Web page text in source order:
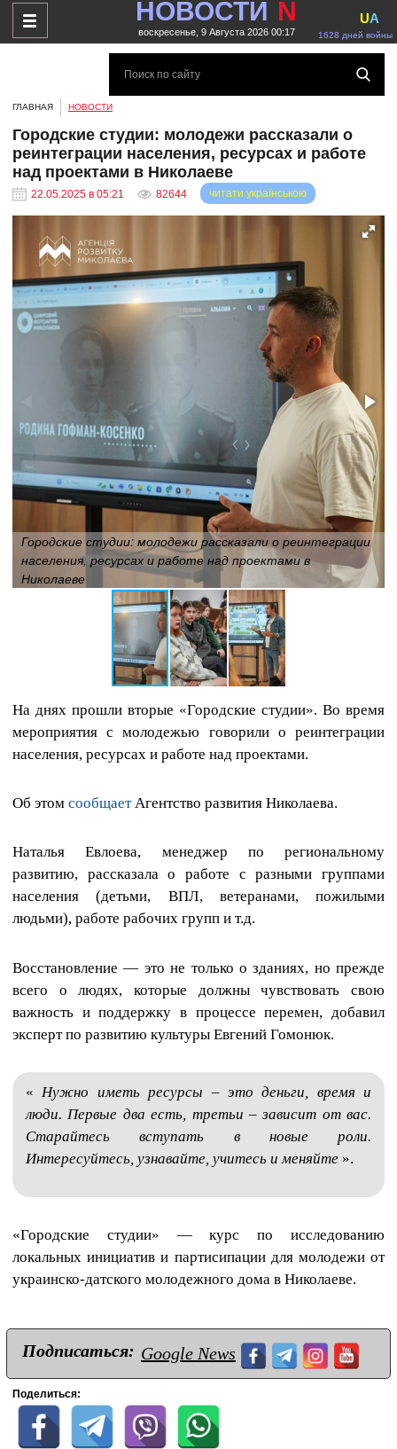
НОВОСТИ N
воскресенье, 9 Августа 2026 00:17 1628 дней войны
UA
ГЛАВНАЯ НОВОСТИ
Городские студии: молодежи рассказали о
реинтеграции населения, ресурсах и работе
над проектами в Николаеве
22.05.2025 в 05:21 82644 читати українською
Городские студии: молодежи рассказали о реинтеграции
населения, ресурсах и работе над проектами в
Николаеве
На днях прошли вторые «Городские студии». Во время
мероприятия с молодежью говорили о реинтеграции
населения, ресурсах и работе над проектами.
Об этом сообщаетАгентство развития Николаева.
Наталья Евлоева, менеджер по региональному
развитию, рассказала о работе с разными группами
населения (детьми, ВПЛ, ветеранами, пожилыми
людьми), работе рабочих групп и т.д.
Восстановление — это не только о зданиях, но прежде
всего о людях, которые должны чувствовать свою
важность и поддержку в процессе перемен, добавил
эксперт по развитию культуры Евгений Гомонюк.
«Нужно иметь ресурсы – это деньги, время и
люди. Первые два есть, третьи – зависит от вас.
Старайтесь вступать в новые роли.
Интересуйтесь, узнавайте, учитесь и меняйте ».
«Городские студии» — курс по исследованию
локальных инициатив и партисипации для молодежи от
украинско-датского молодежного дома в Николаеве.
Подписаться: Google News
Поделиться: